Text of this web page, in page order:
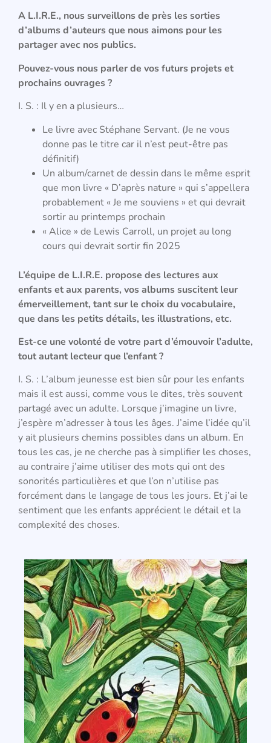
A L.I.R.E., nous surveillons de près les sorties
d’albums d’auteurs que nous aimons pour les
partager avec nos publics.
Pouvez-vous nous parler de vos futurs projets et
prochains ouvrages?
I. S. : Il y en a plusieurs…
Le livre avec Stéphane Servant. (Je ne vous
donne pas le titre car il n’est peut-être pas
définitif)
Un album/carnet de dessin dans le même esprit
que mon livre « D’après nature » qui s’appellera
probablement « Je me souviens » et qui devrait
sortir au printemps prochain
« Alice » de Lewis Carroll, un projet au long
cours qui devrait sortir fin 2025
L’équipe de L.I.R.E. propose des lectures aux
enfants et aux parents, vos albums suscitent leur
émerveillement, tant sur le choix du vocabulaire,
que dans les petits détails, les illustrations, etc.
Est-ce une volonté de votre part d’émouvoir l’adulte,
tout autant lecteur que l’enfant ?
I. S. : L’album jeunesse est bien sûr pour les enfants
mais il est aussi, comme vous le dites, très souvent
partagé avec un adulte. Lorsque j’imagine un livre,
j’espère m’adresser à tous les âges. J’aime l’idée qu’il
y ait plusieurs chemins possibles dans un album. En
tous les cas, je ne cherche pas à simplifier les choses,
au contraire j’aime utiliser des mots qui ont des
sonorités particulières et que l’on n’utilise pas
forcément dans le langage de tous les jours. Et j’ai le
sentiment que les enfants apprécient le détail et la
complexité des choses.